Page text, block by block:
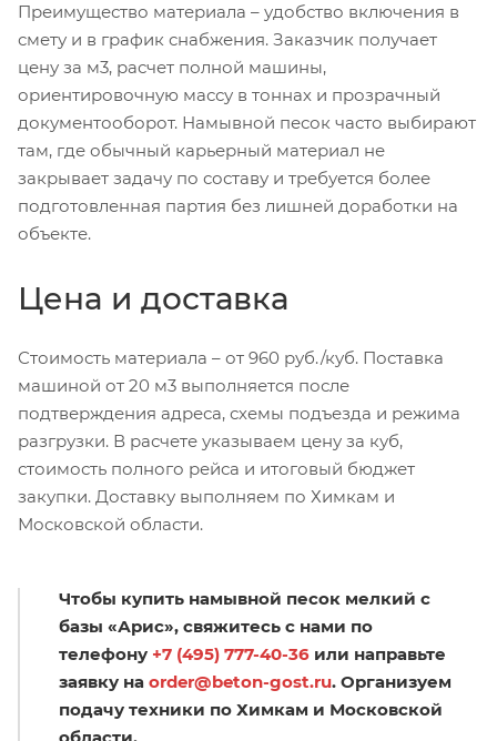
Преимущество материала – удобство включения в
смету и в график снабжения. Заказчик получает
цену за м3, расчет полной машины,
ориентировочную массу в тоннах и прозрачный
документооборот. Намывной песок часто выбирают
там, где обычный карьерный материал не
закрывает задачу по составу и требуется более
подготовленная партия без лишней доработки на
объекте.
Цена и доставка
Стоимость материала – от 960 руб./куб. Поставка
машиной от 20 м3 выполняется после
подтверждения адреса, схемы подъезда и режима
разгрузки. В расчете указываем цену за куб,
стоимость полного рейса и итоговый бюджет
закупки. Доставку выполняем по Химкам и
Московской области.
Чтобы купить намывной песок мелкий с
базы «Арис», свяжитесь с нами по
телефону +7 (495) 777-40-36 или направьте
заявку на order@beton-gost.ru. Организуем
подачу техники по Химкам и Московской